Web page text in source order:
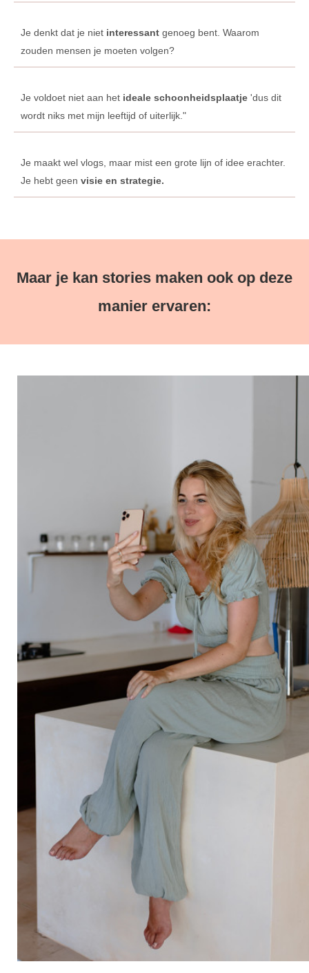
Je denkt dat je niet interessant genoeg bent. Waarom
zouden mensen je moeten volgen?
Je voldoet niet aan het ideale schoonheidsplaatje 'dus dit
wordt niks met mijn leeftijd of uiterlijk."
Je maakt wel vlogs, maar mist een grote lijn of idee erachter.
Je hebt geen visie en strategie.
Maar je kan stories maken ook op deze
manier ervaren: